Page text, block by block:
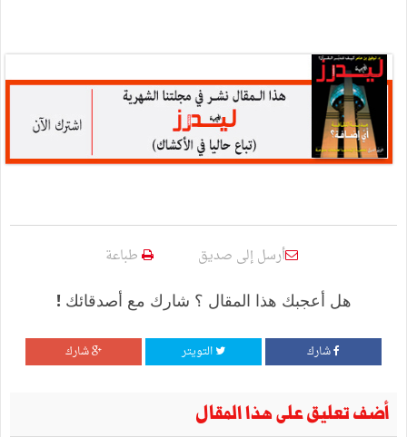
أرسل إلى صديق طباعة
هل أعجبك هذا المقال ؟ شارك مع أصدقائك !
شارك التويتر شارك
أضف تعليق على هذا المقال